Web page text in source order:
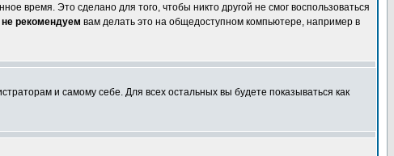
время. Это сделано для того, чтобы никто другой не смог воспользоваться
не рекомендуем вам делать это на общедоступном компьютере, например в
и самому себе. Для всех остальных вы будете показываться как